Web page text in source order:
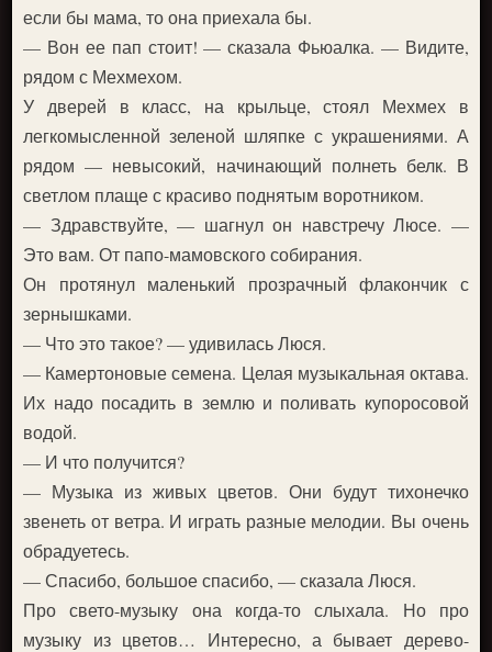
если бы мама, то она приехала бы.
— Вон ее пап стоит! — сказала Фьюалка. — Видите,
рядом с Мехмехом.
У дверей в класс, на крыльце, стоял Мехмех в
легкомысленной зеленой шляпке с украшениями. А
рядом — невысокий, начинающий полнеть белк. В
светлом плаще с красиво поднятым воротником.
— Здравствуйте, — шагнул он навстречу Люсе. —
Это вам. От папо-мамовского собирания.
Он протянул маленький прозрачный флакончик с
зернышками.
— Что это такое? — удивилась Люся.
— Камертоновые семена. Целая музыкальная октава.
Их надо посадить в землю и поливать купоросовой
водой.
— И что получится?
— Музыка из живых цветов. Они будут тихонечко
звенеть от ветра. И играть разные мелодии. Вы очень
обрадуетесь.
— Спасибо, большое спасибо, — сказала Люся.
Про свето-музыку она когда-то слыхала. Но про
музыку из цветов… Интересно, а бывает дерево-